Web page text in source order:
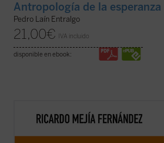
Antropología de la esperanza
Pedro Laín Entralgo
21,00€ IVA incluido
disponible en ebook:
En esta obra quiero establecer el enlace
humanística de nuestra civilización,